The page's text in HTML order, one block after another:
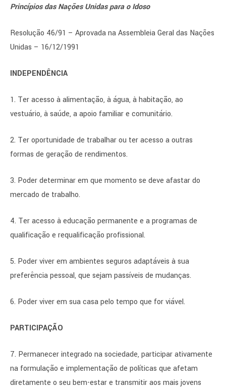
Princípios das Nações Unidas para o Idoso
Resolução 46/91 – Aprovada na Assembleia Geral das Nações
Unidas – 16/12/1991
INDEPENDÊNCIA
1. Ter acesso à alimentação, à água, à habitação, ao
vestuário, à saúde, a apoio familiar e comunitário.
2. Ter oportunidade de trabalhar ou ter acesso a outras
formas de geração de rendimentos.
3. Poder determinar em que momento se deve afastar do
mercado de trabalho.
4. Ter acesso à educação permanente e a programas de
qualificação e requalificação profissional.
5. Poder viver em ambientes seguros adaptáveis à sua
preferência pessoal, que sejam passíveis de mudanças.
6. Poder viver em sua casa pelo tempo que for viável.
PARTICIPAÇÃO
7. Permanecer integrado na sociedade, participar ativamente
na formulação e implementação de políticas que afetam
diretamente o seu bem-estar e transmitir aos mais jovens